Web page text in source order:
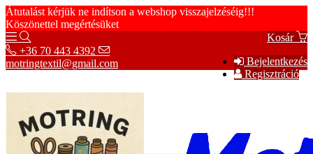
Átutalást kérjük ne indítson a webshop visszajelzéséig!!!
Köszönettel megértésüket
Kosár
Bejelentkezés
Regisztráció
+36 70 443 4392
motringtextil@gmail.com